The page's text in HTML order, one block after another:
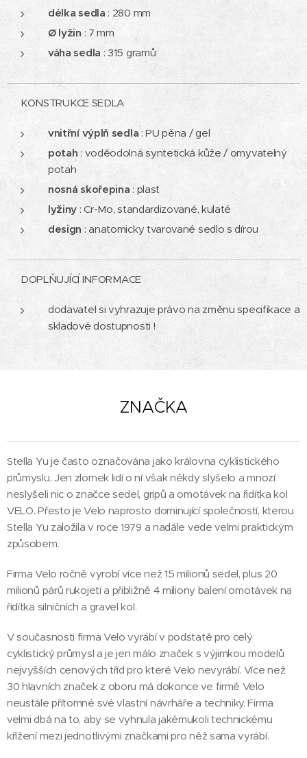
délka sedla : 280 mm
Ø lyžin : 7 mm
váha sedla : 315 gramů
KONSTRUKCE SEDLA
vnitřní výplň sedla : PU pěna / gel
potah : voděodolná syntetická kůže / omyvatelný
potah
nosná skořepina : plast
lyžiny : Cr-Mo, standardizované, kulaté
design : anatomicky tvarované sedlo s dírou
DOPLŇUJÍCÍ INFORMACE
dodavatel si vyhrazuje právo na změnu specifikace a
skladové dostupnosti !
ZNAČKA
Stella Yu je často označována jako královna cyklistického
průmyslu. Jen zlomek lidí o ní však někdy slyšelo a mnozí
neslyšeli nic o značce sedel, gripů a omotávek na řidítka kol
VELO. Přesto je Velo naprosto dominující společností, kterou
Stella Yu založila v roce 1979 a nadále vede velmi praktickým
způsobem.
Firma Velo ročně vyrobí více než 15 milionů sedel, plus 20
milionů párů rukojetí a přibližně 4 miliony balení omotávek na
řidítka silničních a gravel kol.
V současnosti firma Velo vyrábí v podstatě pro celý
cyklistický průmysl a je jen málo značek s výjimkou modelů
nejvyšších cenových tříd pro které Velo nevyrábí. Více než
30 hlavních značek z oboru má dokonce ve firmě Velo
neustále přítomné své vlastní návrháře a techniky. Firma
velmi dbá na to, aby se vyhnula jakémukoli technickému
křížení mezi jednotlivými značkami pro něž sama vyrábí.